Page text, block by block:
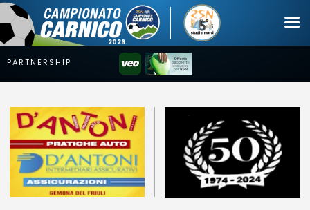
Coppa
Squadre
Calendari
News